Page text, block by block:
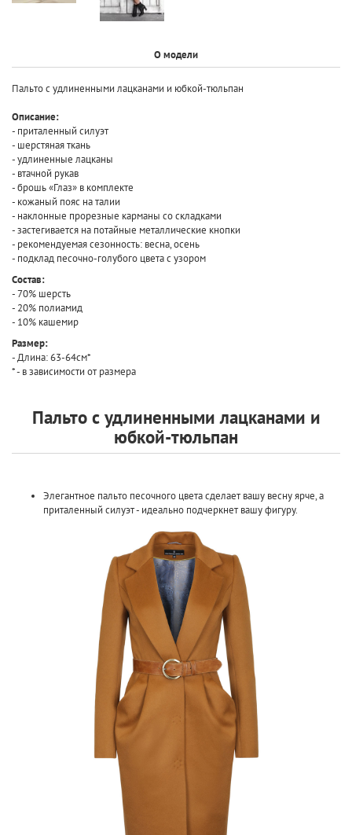
О модели
Пальто с удлиненными лацканами и юбкой-тюльпан
Описание:
- приталенный силуэт
- шерстяная ткань
- удлиненные лацканы
- втачной рукав
- брошь «Глаз» в комплекте
- кожаный пояс на талии
- наклонные прорезные карманы со складками
- застегивается на потайные металлические кнопки
- рекомендуемая сезонность: весна, осень
- подклад песочно-голубого цвета с узором
Состав:
- 70% шерсть
- 20% полиамид
- 10% кашемир
Размер:
- Длина: 63-64см*
* - в зависимости от размера
Пальто с удлиненными лацканами и
юбкой-тюльпан
Элегантное пальто песочного цвета сделает вашу весну ярче, а
приталенный силуэт - идеально подчеркнет вашу фигуру.